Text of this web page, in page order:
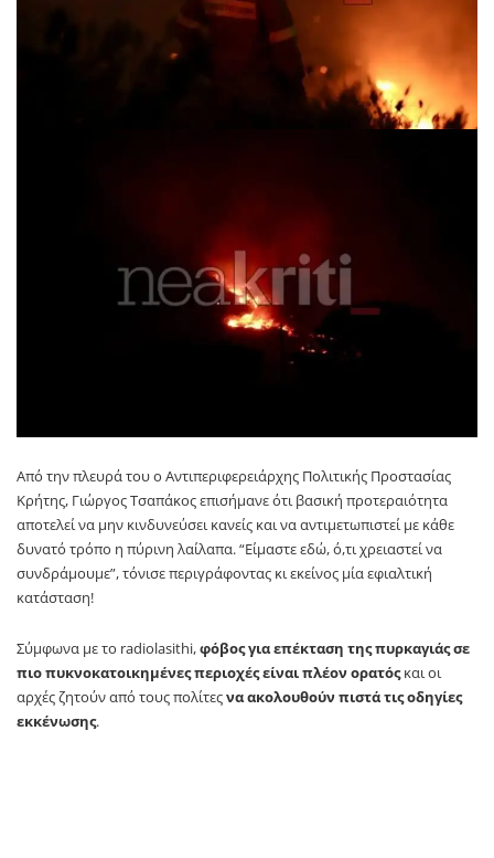
Από την πλευρά του ο Αντιπεριφερειάρχης Πολιτικής Προστασίας
Κρήτης, Γιώργος Τσαπάκος επισήμανε ότι βασική προτεραιότητα
αποτελεί να μην κινδυνεύσει κανείς και να αντιμετωπιστεί με κάθε
δυνατό τρόπο η πύρινη λαίλαπα. “Είμαστε εδώ, ό,τι χρειαστεί να
συνδράμουμε”, τόνισε περιγράφοντας κι εκείνος μία εφιαλτική
κατάσταση!
Σύμφωνα με το radiolasithi,φόβος για επέκταση της πυρκαγιάς σε
πιο πυκνοκατοικημένες περιοχές είναι πλέον ορατόςκαι οι
αρχές ζητούν από τους πολίτεςνα ακολουθούν πιστά τις οδηγίες
εκκένωσης.